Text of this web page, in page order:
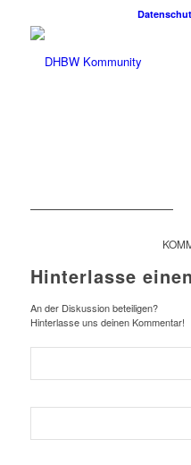
Hinterlasse
An der Diskussion beteiligen?
Hinterlasse uns deinen Kommentar!